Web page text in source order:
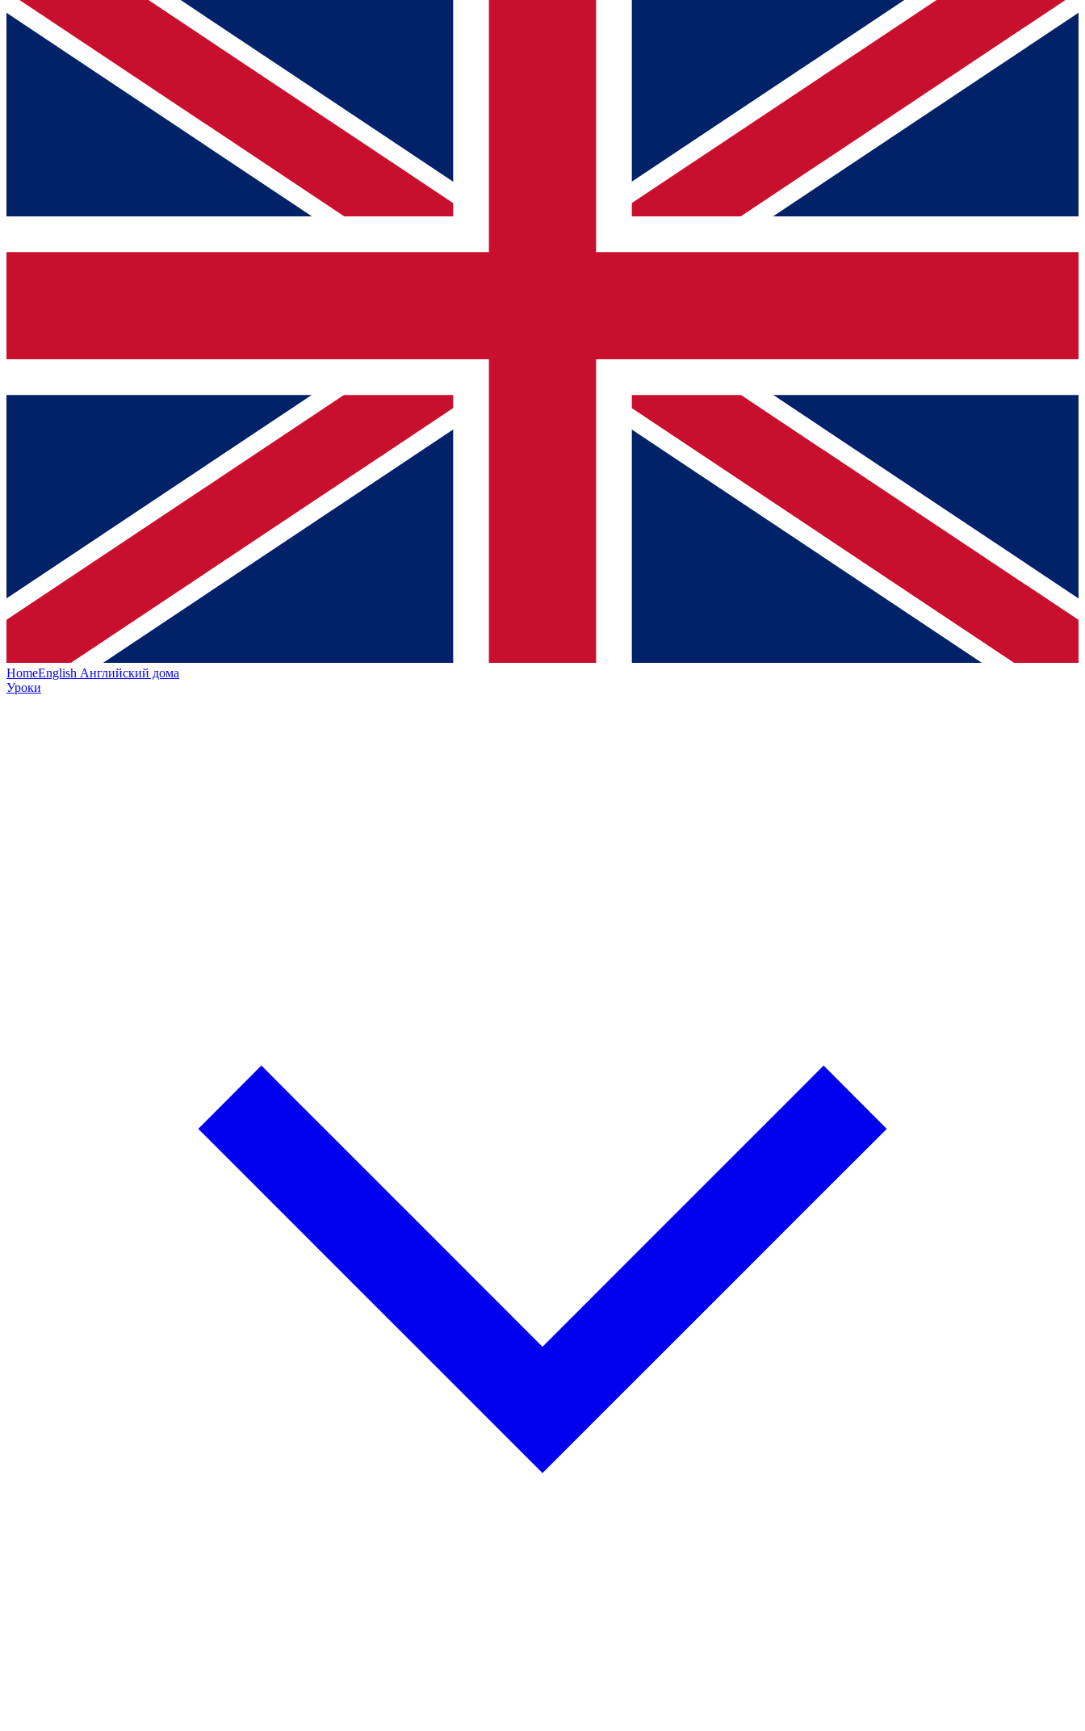
HomeEnglish Английский дома
Уроки